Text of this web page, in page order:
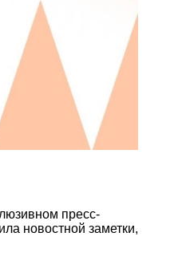
пресс-
новостной заметки,